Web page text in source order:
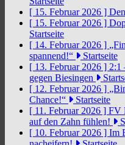
[ 15. Februar 2026 ]
[ 15. Februar 2026 ]
Startseite
[ 14. Februar 2026 ]
spannend!“
Startseite
[ 13. Februar 2026 ] 2:1
gegen Biesingen
[ 12. Februar 2026 ]
Chance!“
Startseite
[ 11. Februar 2026 ] FV
auf den Zahn fühlen!
[ 10. Februar 2026 ] Im